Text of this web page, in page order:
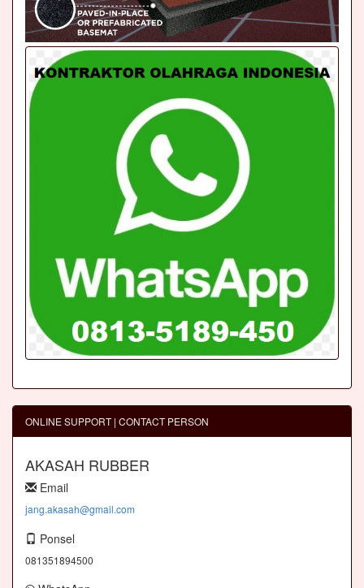
ONLINE SUPPORT | CONTACT PERSON
AKASAH RUBBER
Email
jang.akasah@gmail.com
Ponsel
081351894500